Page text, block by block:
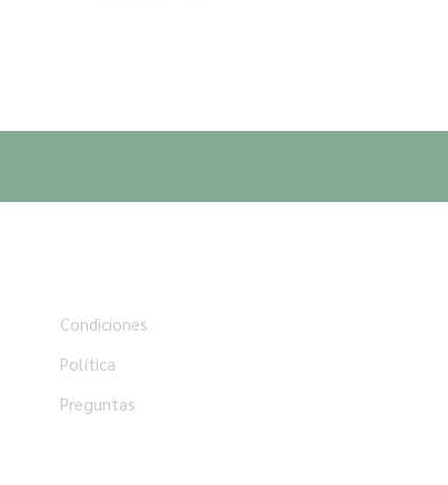
Condiciones
Política
Preguntas